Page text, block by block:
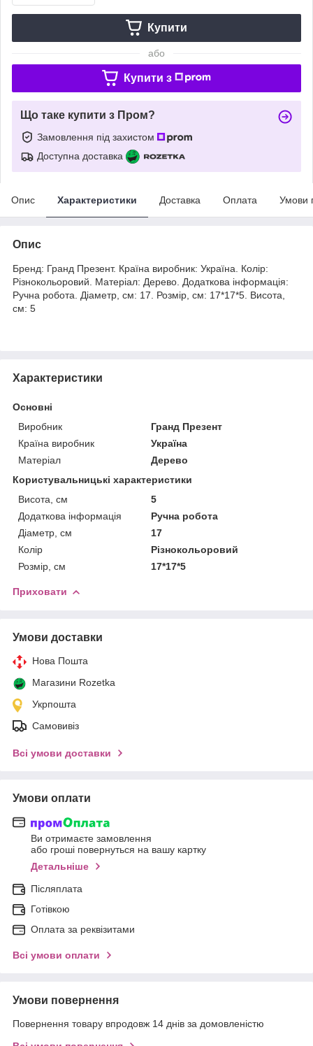
Купити
або
Купити з
Що таке купити з Пром?
Замовлення під захистом
Доступна доставка
Опис Характеристики Доставка Оплата Умови
Опис
Бренд: Гранд Презент. Країна виробник: Україна. Колір:
Різнокольоровий. Матеріал: Дерево. Додаткова інформація:
Ручна робота. Діаметр, см: 17. Розмір, см: 17*17*5. Висота,
см: 5
Характеристики
Основні
Виробник
Гранд Презент
Країна виробник
Україна
Матеріал
Дерево
Користувальницькі характеристики
Висота, см
5
Додаткова інформація
Ручна робота
Діаметр, см
17
Колір
Різнокольоровий
Розмір, см
17*17*5
Приховати
Умови доставки
Нова Пошта
Магазини Rozetka
Укрпошта
Самовивіз
Всі умови доставки
Умови оплати
Ви отримаєте замовлення
або гроші повернуться на вашу картку
Детальніше
Післяплата
Готівкою
Оплата за реквізитами
Всі умови оплати
Умови повернення
Повернення товару впродовж 14 днів за домовленістю